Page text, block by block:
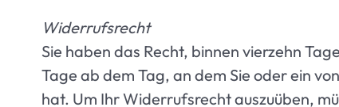
Widerrufsrecht
Sie haben das Recht, binnen vierzehn
Tage ab dem Tag, an dem Sie oder ein
hat. Um Ihr Widerrufsrecht auszuüben,